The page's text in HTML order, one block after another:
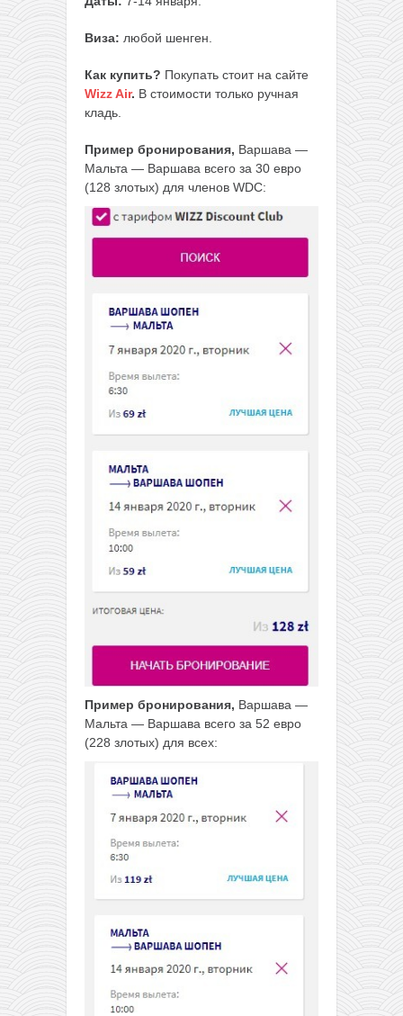
Виза: любой шенген.
Как купить? Покупать стоит на сайте
Wizz Air. В стоимости только ручная
кладь.
Пример бронирования, Варшава —
Мальта — Варшава всего за 30 евро
(128 злотых) для членов WDC:
Пример бронирования, Варшава —
Мальта — Варшава всего за 52 евро
(228 злотых) для всех: